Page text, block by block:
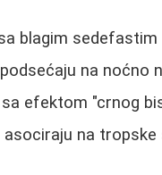
blagim sedefastim
na noćno
efektom "crnog
asociraju na tropske